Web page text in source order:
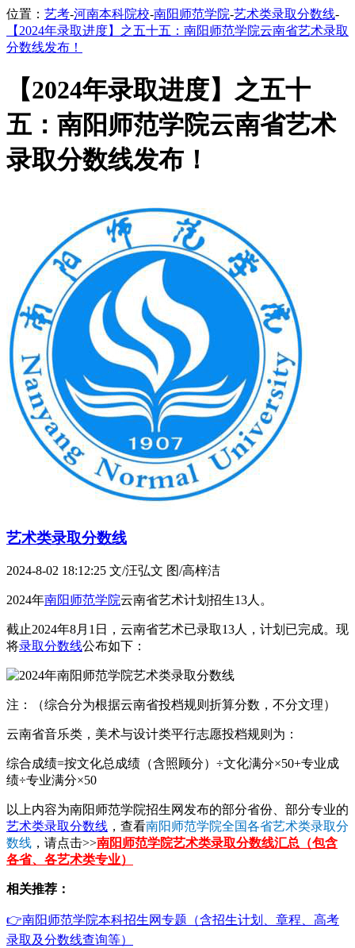
位置： 艺考-河南本科院校-南阳师范学院-艺术类录取分数线-
【2024年录取进度】之五十五：南阳师范学院云南省艺术录取
分数线发布！
【2024年录取进度】之五十
五：南阳师范学院云南省艺术
录取分数线发布！
艺术类录取分数线
2024-8-02 18:12:25 文/汪弘文 图/高梓洁
2024年南阳师范学院云南省艺术计划招生13人。
截止2024年8月1日，云南省艺术已录取13人，计划已完成。现
将录取分数线公布如下：
注：（综合分为根据云南省投档规则折算分数，不分文理）
云南省音乐类，美术与设计类平行志愿投档规则为：
综合成绩=按文化总成绩（含照顾分）÷文化满分×50+专业成
绩÷专业满分×50
以上内容为南阳师范学院招生网发布的部分省份、部分专业的
艺术类录取分数线 ，查看南阳师范学院全国各省艺术类录取分
数线 ，请点击>>南阳师范学院艺术类录取分数线汇总（包含
各省、各艺术类专业）
相关推荐：
👉南阳师范学院本科招生网专题（含招生计划、章程、高考
录取及分数线查询等）